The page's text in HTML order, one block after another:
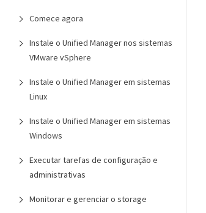
Comece agora
Instale o Unified Manager nos sistemas
VMware vSphere
Instale o Unified Manager em sistemas
Linux
Instale o Unified Manager em sistemas
Windows
Executar tarefas de configuração e
administrativas
Monitorar e gerenciar o storage